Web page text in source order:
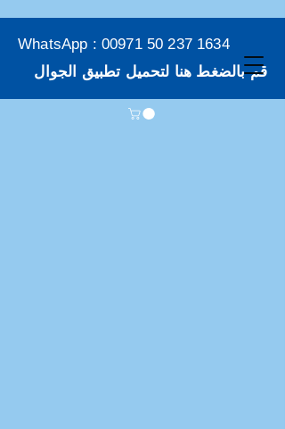
WhatsApp : 00971 50 237 1634
قم بالضغط هنا لتحميل تطبيق الجوال